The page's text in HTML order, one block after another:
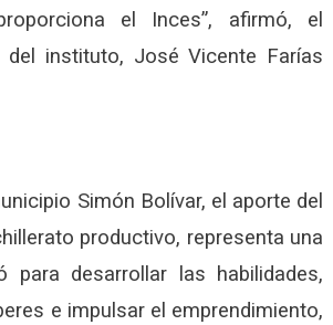
el Inces”, afirmó, el
del instituto, José Vicente Farías
Simón Bolívar, el aporte del
productivo, representa una
para desarrollar las habilidades,
e impulsar el emprendimiento,